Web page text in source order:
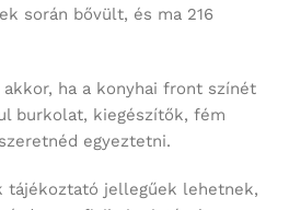
során bővült, és ma 216
ha a konyhai front színét
burkolat, kiegészítők, fém
egyeztetni.
tájékoztató jellegűek lehetnek,